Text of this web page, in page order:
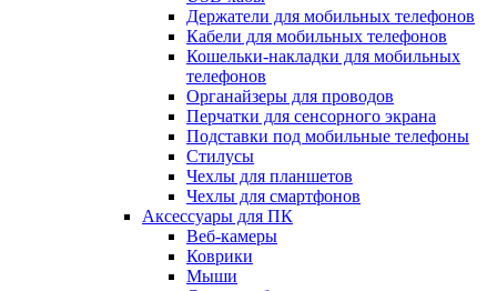
Держатели для мобильных телефонов
Кабели для мобильных телефонов
Кошельки-накладки для мобильных
телефонов
Органайзеры для проводов
Перчатки для сенсорного экрана
Подставки под мобильные телефоны
Стилусы
Чехлы для планшетов
Чехлы для смартфонов
Аксессуары для ПК
Веб-камеры
Коврики
Мыши